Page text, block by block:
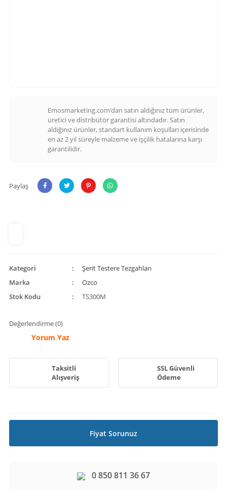
Emosmarketing.com’dan satın aldığınız tüm ürünler,
üretici ve distribütör garantisi altındadır. Satın
aldığınız ürünler, standart kullanım koşulları içerisinde
en az 2 yıl süreyle malzeme ve işçilik hatalarına karşı
garantilidir.
Paylaş
Kategori
Şerit Testere Tezgahları
Marka
Ozco
Stok Kodu
TS300M
Değerlendirme (0)
Yorum Yaz
Taksitli
Alışveriş
SSL Güvenli
Ödeme
Fiyat Sorunuz
0 850 811 36 67